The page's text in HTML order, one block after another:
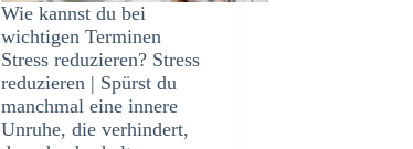
Wie kannst du bei
wichtigen Terminen
Stress reduzieren? Stress
reduzieren | Spürst du
manchmal eine innere
Unruhe, die verhindert,